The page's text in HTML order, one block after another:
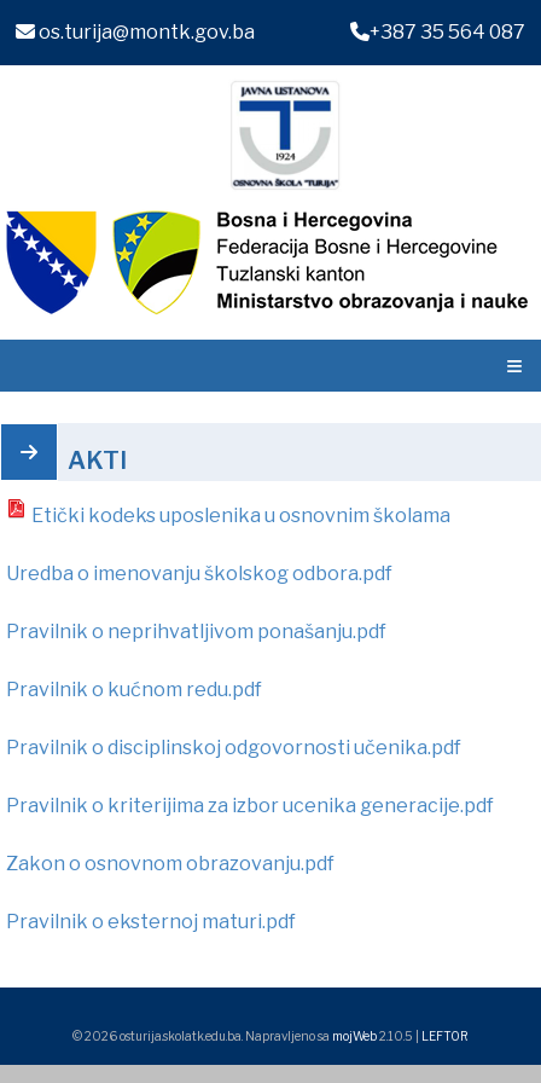
os.turija@montk.gov.ba +387 35 564 087
≡
AKTI
Etički kodeks uposlenika u osnovnim školama
Uredba o imenovanju školskog odbora.pdf
Pravilnik o neprihvatljivom ponašanju.pdf
Pravilnik o kućnom redu.pdf
Pravilnik o disciplinskoj odgovornosti učenika.pdf
Pravilnik o kriterijima za izbor ucenika generacije.pdf
Zakon o osnovnom obrazovanju.pdf
Pravilnik o eksternoj maturi.pdf
© 2026 osturija.skolatk.edu.ba. Napravljeno sa mojWeb2.10.5 | LEFTOR